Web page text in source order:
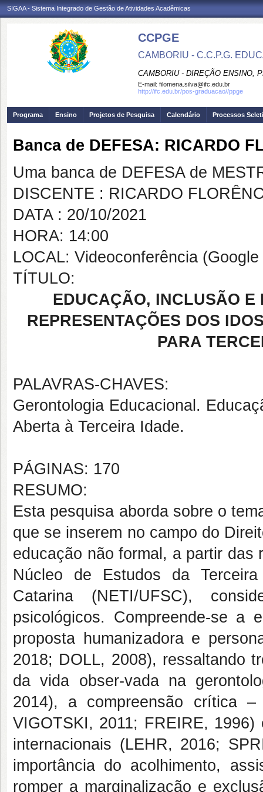
SIGAA - Sistema Integrado de Gestão de Atividades Acadêmicas
CCPGE
CAMBORIU - C.C.P.G.
CAMBORIU - DIREÇÃO ENSINO,
E-mail: filomena.silva@ifc.edu.br
http://ifc.edu.br/pos-graduacao//ppge
Programa Ensino Projetos de Pesquisa Calendário Processos
Banca de DEFESA: RICARDO
Uma banca de DEFESA de
DISCENTE : RICARDO
DATA : 20/10/2021
HORA: 14:00
LOCAL: Videoconferência
TÍTULO:
EDUCAÇÃO, INCLUSÃO E
REPRESENTAÇÕES DOS
PARA
PALAVRAS-CHAVES:
Gerontologia Educacional.
Aberta à Terceira Idade.
PÁGINAS: 170
RESUMO:
Esta pesquisa aborda sobre o
que se inserem no campo do
educação não formal, a partir das
Núcleo de Estudos da
Catarina (NETI/UFSC),
psicológicos. Compreende-se a
proposta humanizadora e
2018; DOLL, 2008), ressaltando
da vida obser-vada na
2014), a compreensão crítica
VIGOTSKI, 2011; FREIRE,
internacionais (LEHR, 2016;
importância do acolhimento,
romper a marginalização e